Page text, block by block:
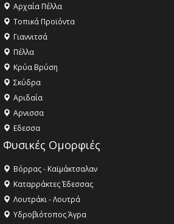
Αρχαία Πέλλα
Τοπικά Προϊόντα
Γιαννιτσά
Πέλλα
Κρύα Βρύση
Σκύδρα
Αριδαία
Aρνισσα
Eδεσσα
Φυσικές Ομορφιές
Βόρρας - Καϊμάκτσαλαν
Καταρράκτες Έδεσσας
Λουτράκι - Λουτρά
Υδροβιότοπος Άγρα